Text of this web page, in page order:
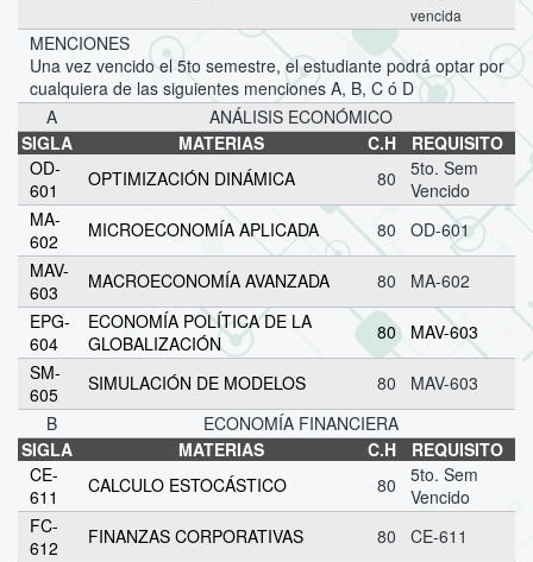
vencida
MENCIONES
Una vez vencido el 5to semestre, el estudiante podrá optar por
cualquiera de las siguientes menciones A, B, C ó D
A
ANÁLISIS ECONÓMICO
SIGLA
MATERIAS C.H
REQUISITO
OD-
601
OPTIMIZACIÓN DINÁMICA 80
5to. Sem
Vencido
MA-
602
MICROECONOMÍA APLICADA 80
OD-601
MAV-
603
MACROECONOMÍA AVANZADA 80
MA-602
EPG-
604
ECONOMÍA POLÍTICA DE LA
GLOBALIZACIÓN
80
MAV-603
SM-
605
SIMULACIÓN DE MODELOS 80
MAV-603
B
ECONOMÍA FINANCIERA
SIGLA
MATERIAS C.H
REQUISITO
CE-
611
CALCULO ESTOCÁSTICO 80
5to. Sem
Vencido
FC-
612
FINANZAS CORPORATIVAS 80
CE-611